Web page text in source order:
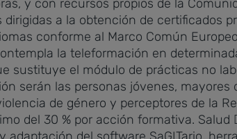
y con recursos propios de la
a la obtención de certificados
conforme al Marco Común
la teleformación en
sustituye el módulo de prácticas no
serán las personas jóvenes, mayores
de género y perceptores de la
del 30 % por acción formativa. Salud
del software SaGITario,